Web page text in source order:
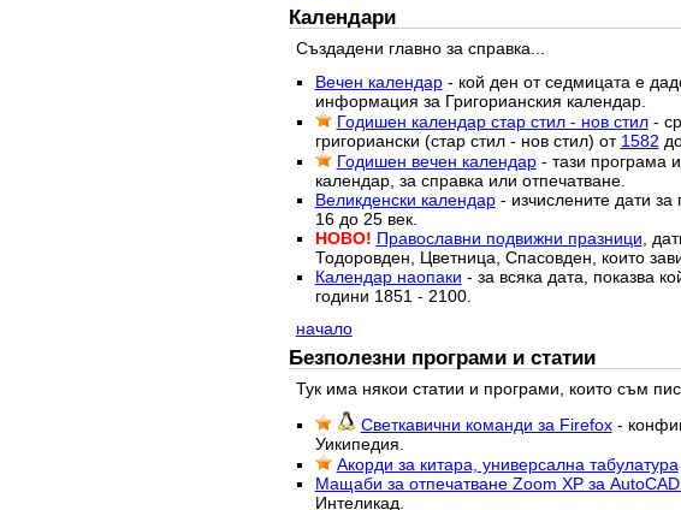
Календари
Създадени главно за справка...
Вечен календар- кой ден от седмицата е
информация за Григорианския календар.
Годишен календар стар стил - нов стил-
григориански (стар стил - нов стил) от 1582
Годишен вечен календар- тази програма
календар, за справка или отпечатване.
Великденски календар- изчислените дати за
16 до 25 век.
НОВО! Православни подвижни празници ,
Тодоровден, Цветница, Спасовден, които
Календар наопаки - за всяка дата, показва
години 1851 - 2100.
начало
Безполезни програми и статии
Тук има някои статии и програми, които съм
Светкавични команди за Firefox-
Уикипедия.
Акорди за китара, универсална табулатура
Мащаби за отпечатване Zoom XP за
Интеликад.